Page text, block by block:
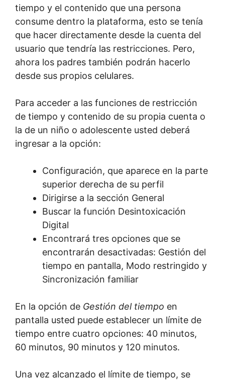
tiempo y el contenido que una persona
consume dentro la plataforma, esto se tenía
que hacer directamente desde la cuenta del
usuario que tendría las restricciones. Pero,
ahora los padres también podrán hacerlo
desde sus propios celulares.
Para acceder a las funciones de restricción
de tiempo y contenido de su propia cuenta o
la de un niño o adolescente usted deberá
ingresar a la opción:
Configuración, que aparece en la parte
superior derecha de su perfil
Dirigirse a la sección General
Buscar la función Desintoxicación
Digital
Encontrará tres opciones que se
encontrarán desactivadas: Gestión del
tiempo en pantalla, Modo restringido y
Sincronización familiar
En la opción de Gestión del tiempo en
pantalla usted puede establecer un límite de
tiempo entre cuatro opciones: 40 minutos,
60 minutos, 90 minutos y 120 minutos.
Una vez alcanzado el límite de tiempo, se